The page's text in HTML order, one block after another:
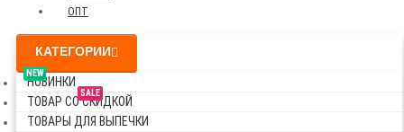
ОПТ
КАТЕГОРИИ
NEW
НОВИНКИ
SALE
ТОВАР СО СКИДКОЙ
ТОВАРЫ ДЛЯ ВЫПЕЧКИ